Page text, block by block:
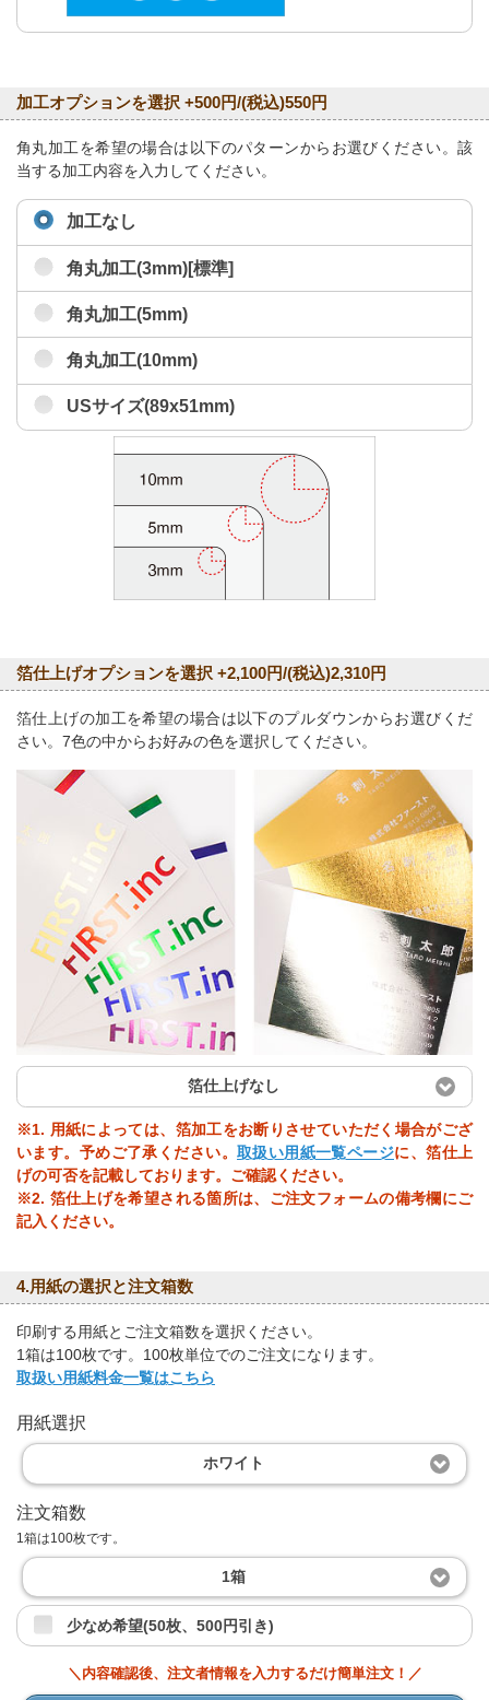
加工オプションを選択 +500円/(税込)550円
角丸加工を希望の場合は以下のパターンからお選びください。該
当する加工内容を入力してください。
加工なし
角丸加工(3mm)[標準]
角丸加工(5mm)
角丸加工(10mm)
USサイズ(89x51mm)
箔仕上げオプションを選択 +2,100円/(税込)2,310円
箔仕上げの加工を希望の場合は以下のプルダウンからお選びくだ
さい。7色の中からお好みの色を選択してください。
箔仕上げなし
※1. 用紙によっては、箔加工をお断りさせていただく場合がござ
います。予めご了承ください。 取扱い用紙一覧ページに、箔仕上
げの可否を記載しております。ご確認ください。
※2. 箔仕上げを希望される箇所は、ご注文フォームの備考欄にご
記入ください。
4.用紙の選択と注文箱数
印刷する用紙とご注文箱数を選択ください。
1箱は100枚です。100枚単位でのご注文になります。
取扱い用紙料金一覧はこちら
用紙選択
ホワイト
注文箱数
1箱は100枚です。
1箱
少なめ希望(50枚、500円引き)
＼内容確認後、注文者情報を入力するだけ簡単注文！／